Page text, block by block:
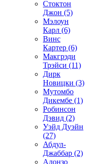
Стоктон
Джон (5)
Мэлоун
Карл (6)
Винс
Картер (6)
Макгрэди
Трэйси (11)
Дирк
Новицки (3)
Мутомбо
Дикембе (1)
Робинсон
Дэвид (2)
Уэйд Дуэйн
(27)
Абдул-
Джаббар (2)
Алонзо